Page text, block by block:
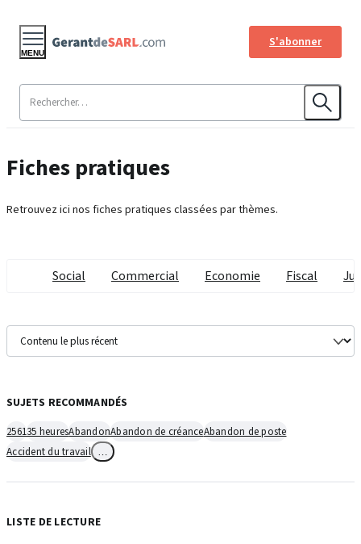
S'abonner
MENU
Fiches pratiques
Retrouvez ici nos fiches pratiques classées par thèmes.
Social Commercial Economie Fiscal
SUJETS RECOMMANDÉS
256135 heuresAbandonAbandon de créanceAbandon de poste
Accident du travail
LISTE DE LECTURE